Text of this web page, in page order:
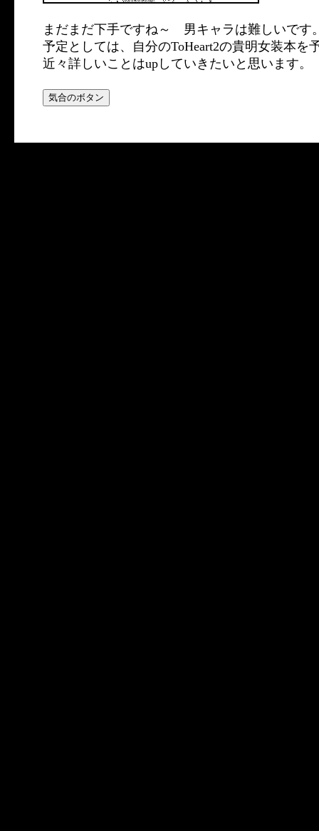
まだまだ下手ですね～ 男キャラは難しいで
予定としては、自分のToHeart2の貴明女装本を
近々詳しいことはupしていきたいと思います。